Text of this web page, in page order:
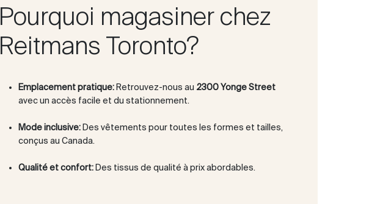
Pourquoi magasiner chez
Reitmans Toronto?
Emplacement pratique: Retrouvez-nous au 2300 Yonge Street
avec un accès facile et du stationnement.
Mode inclusive: Des vêtements pour toutes les formes et tailles,
conçus au Canada.
Qualité et confort: Des tissus de qualité à prix abordables.